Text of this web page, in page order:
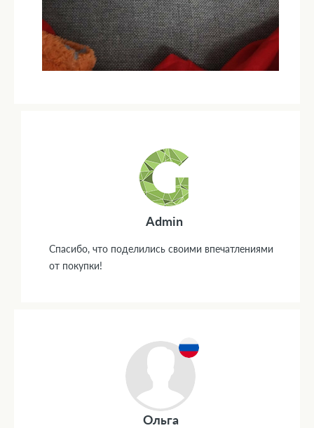
Admin
Спасибо, что поделились своими впечатлениями
от покупки!
Ольга